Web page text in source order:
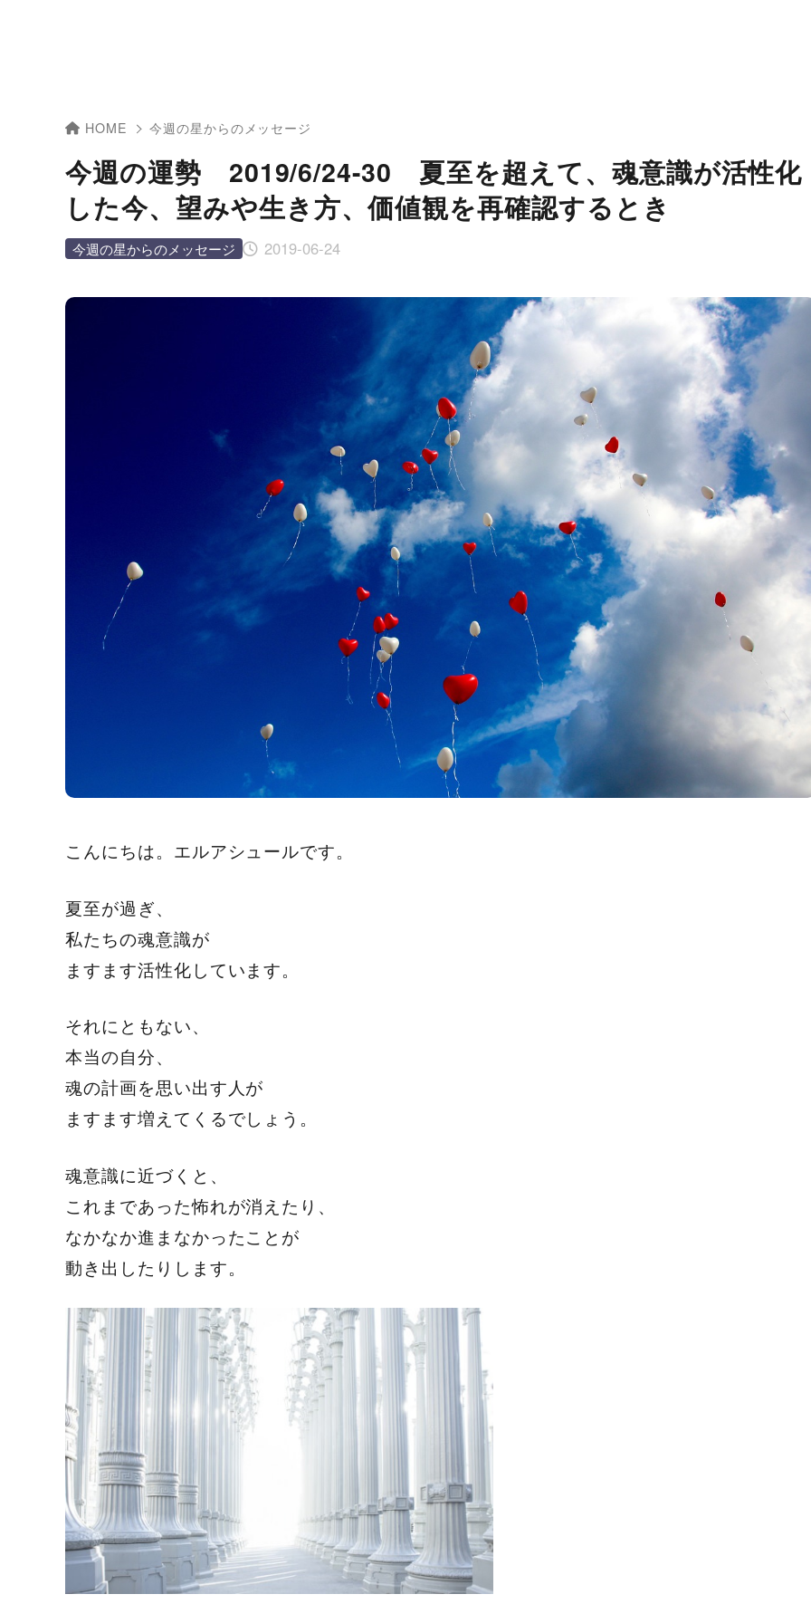
HOME 今週の星からのメッセージ
今週の運勢 2019/6/24-30 夏至を超えて、魂意識が活性化
した今、望みや生き方、価値観を再確認するとき
2019-06-24
今週の星からのメッセージ
こんにちは。エルアシュールです。
夏至が過ぎ、
私たちの魂意識が
ますます活性化しています。
それにともない、
本当の自分、
魂の計画を思い出す人が
ますます増えてくるでしょう。
魂意識に近づくと、
これまであった怖れが消えたり、
なかなか進まなかったことが
動き出したりします。